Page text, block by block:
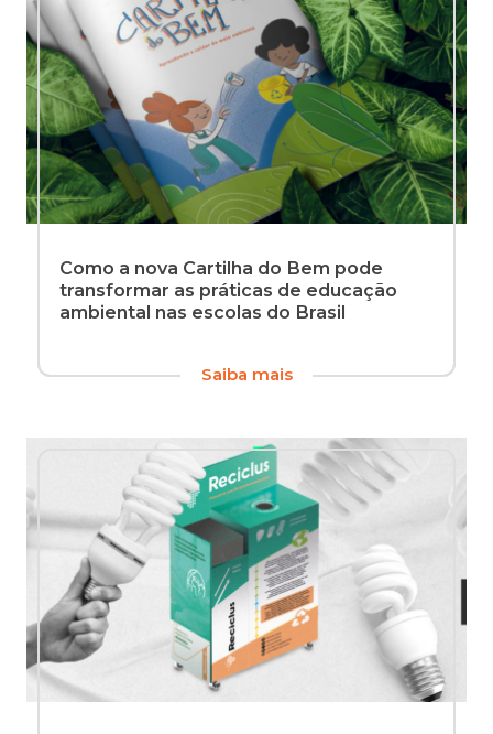
Como a nova Cartilha do Bem pode
transformar as práticas de educação
ambiental nas escolas do Brasil
Saiba mais